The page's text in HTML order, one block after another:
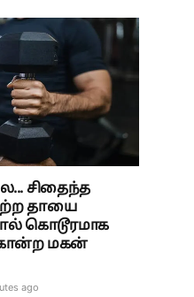
சிதைந்த
தாயை
கொடூரமாக
மகன்
ago